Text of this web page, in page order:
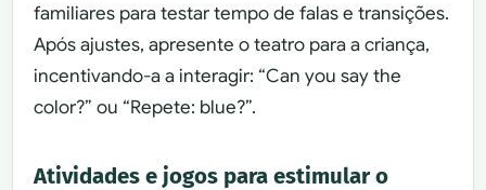
familiares para testar tempo de falas e transições.
Após ajustes, apresente o teatro para a criança,
incentivando-a a interagir: “Can you say the
color?” ou “Repete: blue?”.
Atividades e jogos para estimular o